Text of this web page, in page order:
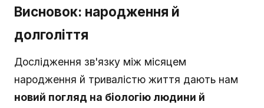
Висновок: народження й
долголіття
Дослідження зв'язку між місяцем
народження й тривалістю життя дають нам
новий погляд на біологію людини й